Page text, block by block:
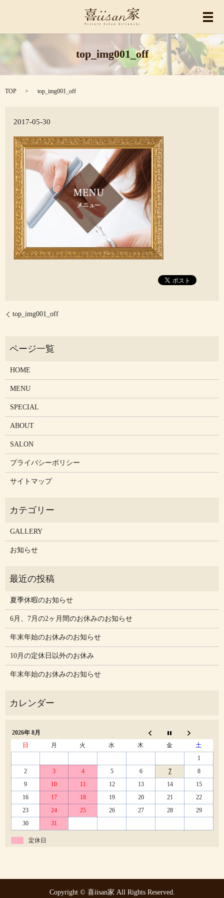
メ
top_img001_off
TOP top_img001_off
2017-05-30
top_img001_off
HOME
MENU
SPECIAL
ABOUT
SALON
プライバシーポリシー
サイトマップ
GALLERY
お知らせ
夏季休暇のお知らせ
6月、7月の2ヶ月間のお休みのお知らせ
年末年始のお休みのお知らせ
10月の定休日以外のお休み
年末年始のお休みのお知らせ
2026年 8月
日
月 火 水 木 金
土
1
2
3 4 5 6 7
8
9
10 11 12 13 14
15
16
17 18 19 20 21
22
23
24 25 26 27 28
29
30
31
定休日
Copyright © 喜iisan家 All Rights Reserved.